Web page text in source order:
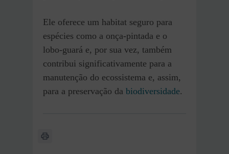
Ele oferece um habitat seguro para
espécies como a onça-pintada e o
lobo-guará e, por sua vez, também
contribui significativamente para a
manutenção do ecossistema e, assim,
para a preservação da biodiversidade.